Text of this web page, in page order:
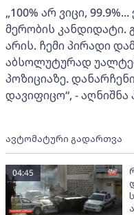
„100% არ ვიცი,
მერობის კანდიდატი.
არის. ჩემი პირადი
აბსოლუტურად
პოზიციაზე.
დავიფიცო“, - აღნიშნა
ავტომატური გადართვა
04:45